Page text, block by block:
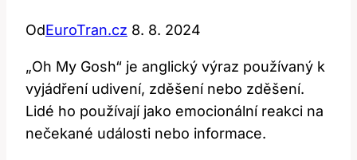
OdEuroTran.cz 8. 8. 2024
„Oh My Gosh“ je anglický výraz používaný k
vyjádření udivení, zděšení nebo zděšení.
Lidé ho používají jako emocionální reakci na
nečekané události nebo informace.